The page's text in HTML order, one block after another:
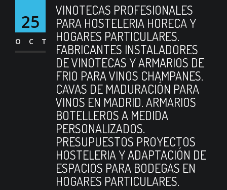
25
OCT
VINOTECAS PROFESIONALES
PARA HOSTELERIA HORECA Y
HOGARES PARTICULARES.
FABRICANTES INSTALADORES
DE VINOTECAS Y ARMARIOS DE
FRIO PARA VINOS CHAMPANES.
CAVAS DE MADURACIÓN PARA
VINOS EN MADRID. ARMARIOS
BOTELLEROS A MEDIDA
PERSONALIZADOS.
PRESUPUESTOS PROYECTOS
HOSTELERIA Y ADAPTACIÓN DE
ESPACIOS PARA BODEGAS EN
HOGARES PARTICULARES.